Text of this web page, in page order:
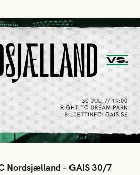
Nordsjælland - GAIS 30/7